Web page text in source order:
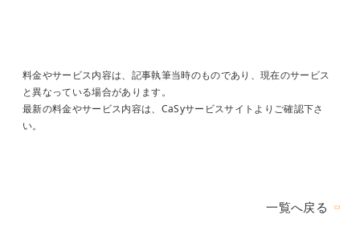
料金やサービス内容は、記事執筆当時のものであり、現在のサービス
と異なっている場合があります。
最新の料金やサービス内容は、CaSyサービスサイトよりご確認下さ
い。
一覧へ戻る